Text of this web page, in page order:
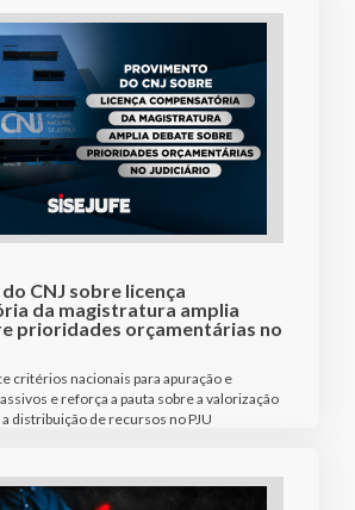
CNJ sobre licença
da magistratura amplia
prioridades orçamentárias no
critérios nacionais para apuração e
e reforça a pauta sobre a valorização
distribuição de recursos no PJU